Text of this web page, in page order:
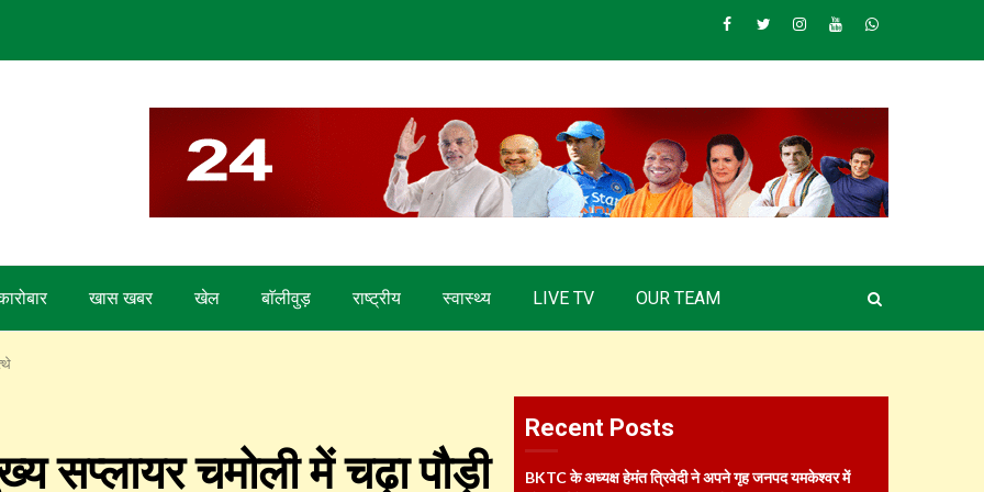
Facebook
TwitterInstagram
YoutubeWhatsapp
खास खबर खेल बाॅलीवुड़ राष्ट्रीय स्वास्थ्य LIVE TV OUR TEAM
सप्लायर चमोली में चढ़ा पौड़ी
Recent Posts
BKTC के अध्यक्ष हेमंत त्रिवेदी ने अपने गृह जनपद यमकेश्वर में